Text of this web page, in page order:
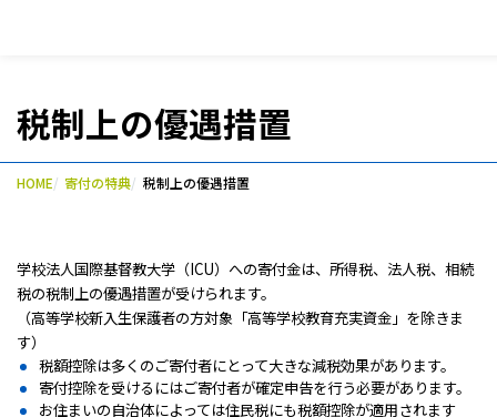
税制上の優遇措置
HOME 寄付の特典 税制上の優遇措置
学校法人国際基督教大学（ICU）への寄付金は、所得税、法人税、相続
税の税制上の優遇措置が受けられます。
（高等学校新入生保護者の方対象「高等学校教育充実資金」を除きま
す）
税額控除は多くのご寄付者にとって大きな減税効果があります。
寄付控除を受けるにはご寄付者が確定申告を行う必要があります。
お住まいの自治体によっては住民税にも税額控除が適用されます